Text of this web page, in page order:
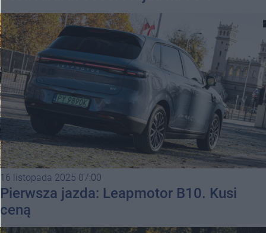
16 listopada 2025 07:00
Pierwsza jazda: Leapmotor B10. Kusi
ceną